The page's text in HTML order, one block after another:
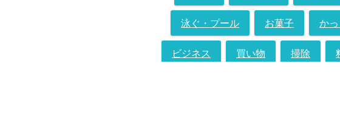
泳ぐ・プール お菓子 か
ビジネス 買い物 掃除